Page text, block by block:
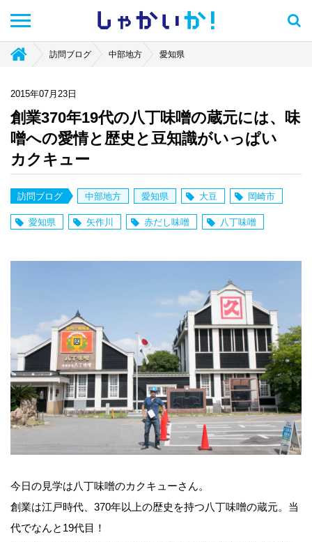
しゃかい か！
訪問ブログ 中部地方 愛知県
2015年07月23日
創業370年19代の八丁味噌の蔵元には、味
噌への愛情と歴史と豆知識がいっぱい
カクキュー
訪問ブログ 中部地方 愛知県 大豆 岡崎市
愛知県 矢作川 赤だし味噌 八丁味噌
今日の見学は八丁味噌のカクキューさん。
創業は江戸時代、370年以上の歴史を持つ八丁味噌の蔵元。当
代でなんと19代目！